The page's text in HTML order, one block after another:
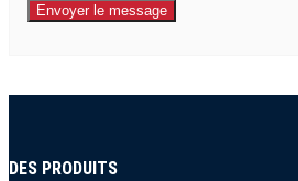
Envoyer le message
DES PRODUITS